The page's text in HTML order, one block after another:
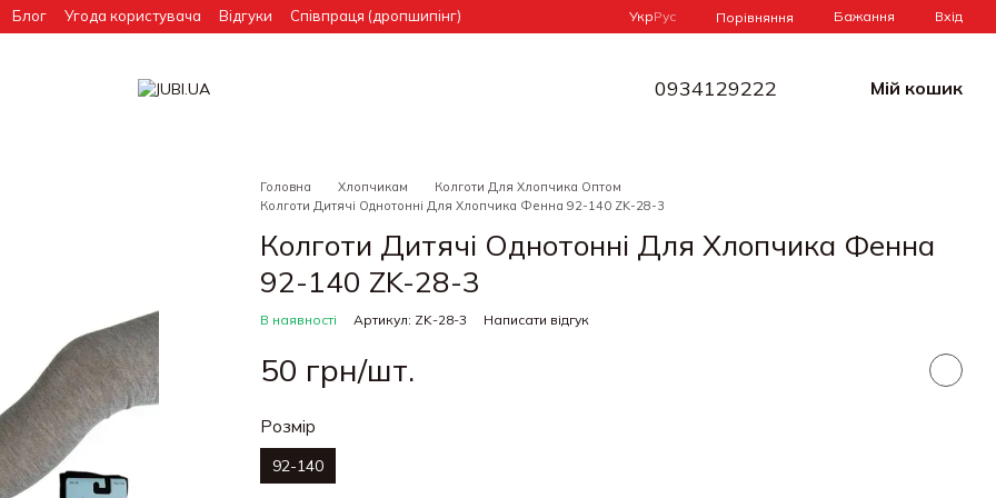
Блог Угода користувача Відгуки Співпраця (дропшипінг) УкрРус Порівняння Бажання Вхід
0934129222 Мій кошик
Головна Хлопчикам
Колготи Для Хлопчика Оптом
Колготи Дитячі Однотонні Для Хлопчика Фенна 92-140 ZK-28-3
Колготи Дитячі Однотонні Для Хлопчика Фенна
92-140 ZK-28-3
В наявності Артикул: ZK-28-3 Написати відгук
50 грн/шт.
Розмір
92-140